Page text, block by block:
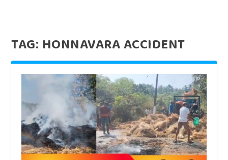
TAG: HONNAVARA ACCIDENT